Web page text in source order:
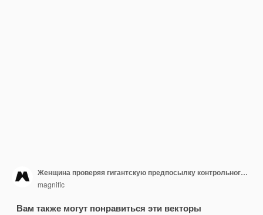
Женщина проверяя гигантскую предпосылку контрольного списка
magnific
Вам также могут понравиться эти векторы